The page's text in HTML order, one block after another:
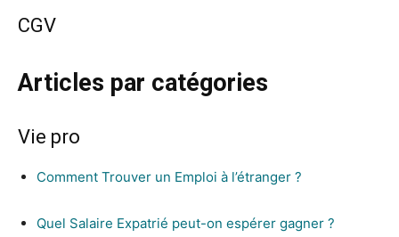
CGV
Articles par catégories
Vie pro
Comment Trouver un Emploi à l’étranger ?
Quel Salaire Expatrié peut-on espérer gagner ?